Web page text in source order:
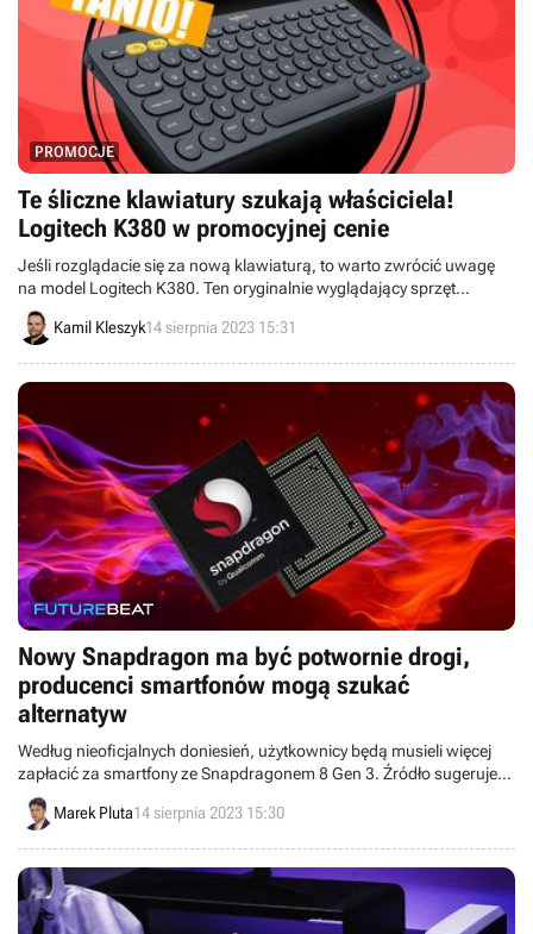
PROMOCJE
Te śliczne klawiatury szukają właściciela!
Logitech K380 w promocyjnej cenie
Jeśli rozglądacie się za nową klawiaturą, to warto zwrócić uwagę
na model Logitech K380. Ten oryginalnie wyglądający sprzęt
możecie zakupić teraz taniej na Amazon.pl.
Kamil Kleszyk14 sierpnia 2023 15:31
Nowy Snapdragon ma być potwornie drogi,
producenci smartfonów mogą szukać
alternatyw
Według nieoficjalnych doniesień, użytkownicy będą musieli więcej
zapłacić za smartfony ze Snapdragonem 8 Gen 3. Źródło sugeruje,
że nowy procesor będzie jeszcze droższy od poprzednika.
Marek Pluta14 sierpnia 2023 15:30